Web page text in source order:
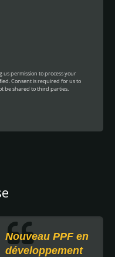
Nouveau PPF en
développement